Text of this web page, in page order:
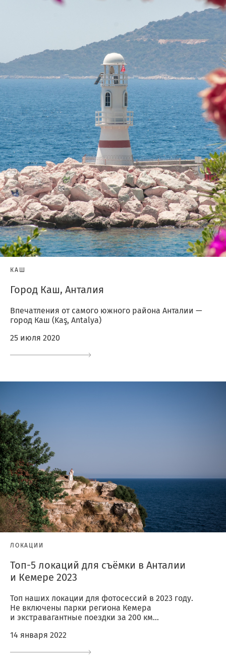
КАШ
Город Каш, Анталия
Впечатления от самого южного района Анталии —
город Каш (Kaş, Antalya)
25 июля 2020
ЛОКАЦИИ
Топ-5 локаций для съёмки в Анталии
и Кемере 2023
Топ наших локации для фотосессий в 2023 году.
Не включены парки региона Кемера
и экстравагантные поездки за 200 км...
14 января 2022